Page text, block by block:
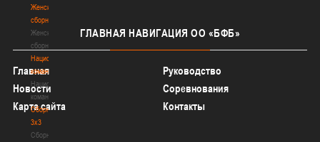
Женские
сборные
Женские
сборные
Национальная
команда
Национальная
команда
Сборные
3х3
Сборные
ГЛАВНАЯ НАВИГАЦИЯ ОО «БФБ»
Главная
Руководство
Новости
Соревнования
Карта сайта
Контакты